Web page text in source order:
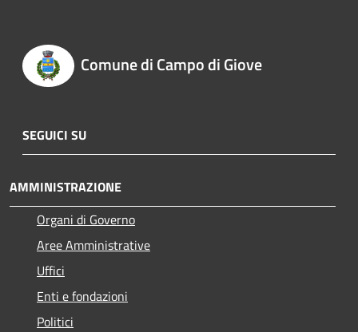
Comune di Campo di Giove
SEGUICI SU
AMMINISTRAZIONE
Organi di Governo
Aree Amministrative
Uffici
Enti e fondazioni
Politici